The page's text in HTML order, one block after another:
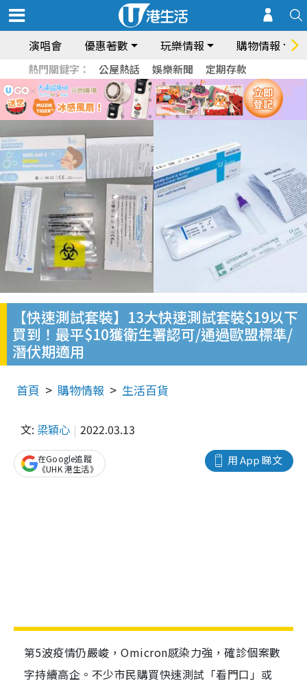
演唱會 優惠著數 玩樂情報 購物情報
熱門關鍵字： 公屋熱話 娛樂新聞 定期存款
【快速測試套裝】13大快速測試套裝$19以下
買到！最平$10獲衛生署認可/通過歐盟標準/
潛伏期適用
首頁 購物情報 生活百貨
文: 梁穎心 2022.03.13
用 App 睇文
在Google追蹤
《UHK 港生活》
第5波疫情仍嚴峻，Omicron感染力強，確診個案數
字持續高企。不少市民購買快速測試「看門口」或